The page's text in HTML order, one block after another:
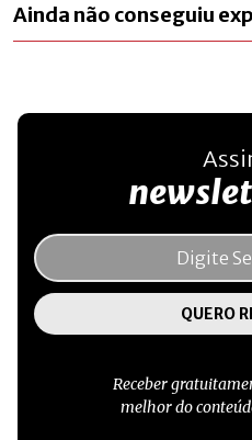
Ainda não conseguiu
Receber
melhor do